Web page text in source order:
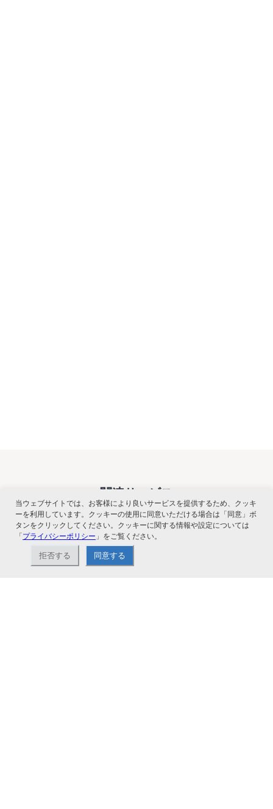
関連サービス
当ウェブサイトでは、お客様により良いサービスを提供するため、クッキ
ーを利用しています。クッキーの使用に同意いただける場合は「同意」ボ
タンをクリックしてください。クッキーに関する情報や設定については
「プライバシーポリシー 」をご覧ください。
拒否する 同意する